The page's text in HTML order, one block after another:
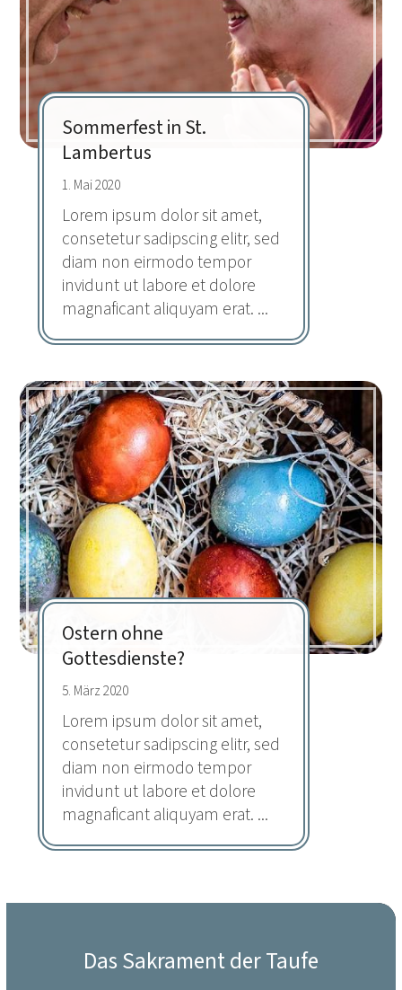
Sommerfest in St.
Lambertus
1. Mai 2020
Lorem ipsum dolor sit amet,
consetetur sadipscing elitr, sed
diam non eirmodo tempor
invidunt ut labore et dolore
magnaficant aliquyam erat. ...
Ostern ohne
Gottesdienste?
5. März 2020
Lorem ipsum dolor sit amet,
consetetur sadipscing elitr, sed
diam non eirmodo tempor
invidunt ut labore et dolore
magnaficant aliquyam erat. ...
Das Sakrament der Taufe